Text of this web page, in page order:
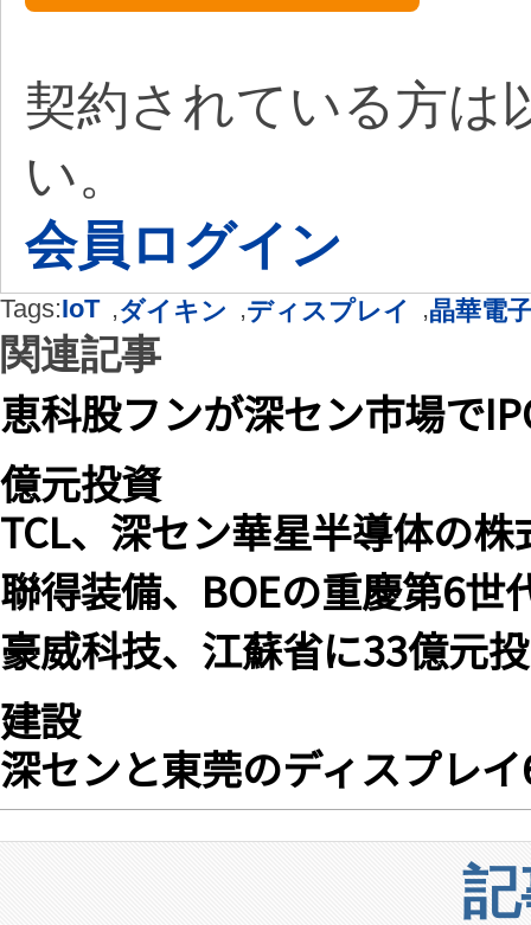
契約されている方は
い。
会員ログイン
Tags:IoT ,ダイキン ,ディスプレイ ,晶華電
関連記事
恵科股フンが深セン市場で
億元投資
TCL、深セン華星半導体の
聯得装備、BOEの重慶第6世
豪威科技、江蘇省に33億元
建設
深センと東莞のディスプレ